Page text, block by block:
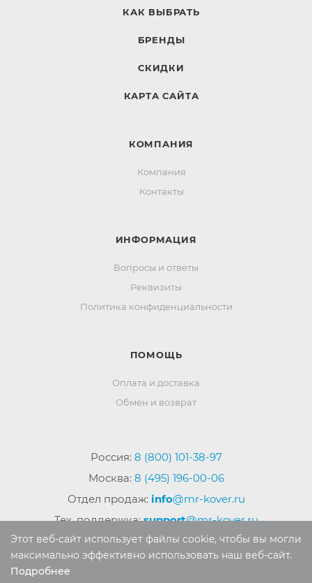
КАК ВЫБРАТЬ
БРЕНДЫ
СКИДКИ
КАРТА САЙТА
КОМПАНИЯ
Компания
Контакты
ИНФОРМАЦИЯ
Вопросы и ответы
Реквизиты
Политика конфиденциальности
ПОМОЩЬ
Оплата и доставка
Обмен и возврат
Россия: 8 (800) 101-38-97
Москва: 8 (495) 196-00-06
Отдел продаж: info@mr-kover.ru
Тех. поддержка:support@mr-kover.ru
Этот веб-сайт использует файлы cookie, чтобы вы могли
максимально эффективно использовать наш веб-сайт.
Подробнее